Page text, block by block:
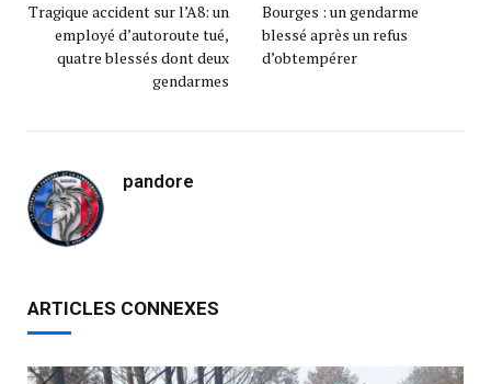
Tragique accident sur l’A8: un
employé d’autoroute tué,
quatre blessés dont deux
gendarmes
Bourges : un gendarme
blessé après un refus
d’obtempérer
pandore
ARTICLES CONNEXES